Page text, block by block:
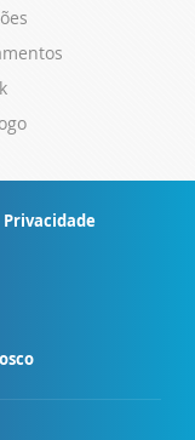
Privacidade